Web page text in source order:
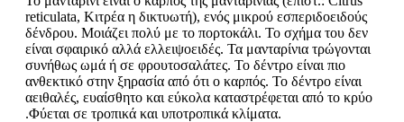
reticulata, Κιτρέα η δικτυωτή), ενός μικρού εσπεριδοειδούς
δένδρου. Μοιάζει πολύ με το πορτοκάλι. Το σχήμα του δεν
είναι σφαιρικό αλλά ελλειψοειδές. Τα μανταρίνια τρώγονται
συνήθως ωμά ή σε φρουτοσαλάτες. Το δέντρο είναι πιο
ανθεκτικό στην ξηρασία από ότι ο καρπός. Το δέντρο είναι
αειθαλές, ευαίσθητο και εύκολα καταστρέφεται από το κρύο
.Φύεται σε τροπικά και υποτροπικά κλίματα.